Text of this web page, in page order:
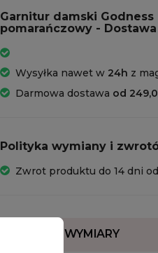
Garnitur damski Godness
pomarańczowy - Dostawa
Wysyłka nawet w 24h z
Darmowa dostawa od
Polityka wymiany i
Zwrot produktu do 14 dni
SKŁAD I WYMIARY